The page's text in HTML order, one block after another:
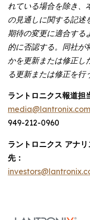
れている場合を除き、
の見通しに関する記述
期待の変更に適合する
的に否認する。同社が
かを更新または修正し
る更新または修正を行
ラントロニクス報道担
media@lantronix.com
949-212-0960
ラントロニクス アナ
先：